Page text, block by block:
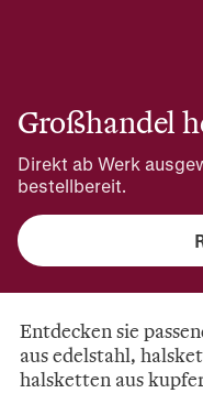
Großhandel
Direkt ab Werk
bestellbereit.
Entdecken sie
aus edelstahl,
halsketten aus